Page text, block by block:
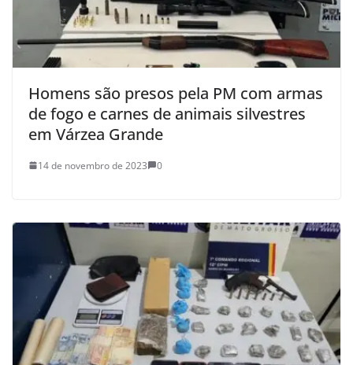
Homens são presos pela PM com armas
de fogo e carnes de animais silvestres
em Várzea Grande
14 de novembro de 2023 0